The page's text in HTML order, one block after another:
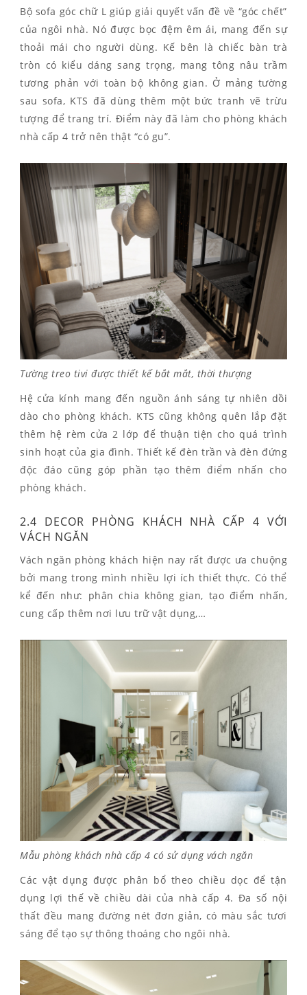
Bộ sofa góc chữ L giúp giải quyết vấn đề về “góc chết”
của ngôi nhà. Nó được bọc đệm êm ái, mang đến sự
thoải mái cho người dùng. Kế bên là chiếc bàn trà
tròn có kiểu dáng sang trọng, mang tông nâu trầm
tương phản với toàn bộ không gian. Ở mảng tường
sau sofa, KTS đã dùng thêm một bức tranh vẽ trừu
tượng để trang trí. Điểm này đã làm cho phòng khách
nhà cấp 4 trở nên thật “có gu”.
Tường treo tivi được thiết kế bắt mắt, thời thượng
Hệ cửa kính mang đến nguồn ánh sáng tự nhiên dồi
dào cho phòng khách. KTS cũng không quên lắp đặt
thêm hệ rèm cửa 2 lớp để thuận tiện cho quá trình
sinh hoạt của gia đình. Thiết kế đèn trần và đèn đứng
độc đáo cũng góp phần tạo thêm điểm nhấn cho
phòng khách.
2.4 DECOR PHÒNG KHÁCH NHÀ CẤP 4 VỚI
VÁCH NGĂN
Vách ngăn phòng khách hiện nay rất được ưa chuộng
bởi mang trong mình nhiều lợi ích thiết thực. Có thể
kể đến như: phân chia không gian, tạo điểm nhấn,
cung cấp thêm nơi lưu trữ vật dụng,…
Mẫu phòng khách nhà cấp 4 có sử dụng vách ngăn
Các vật dụng được phân bổ theo chiều dọc để tận
dụng lợi thế về chiều dài của nhà cấp 4. Đa số nội
thất đều mang đường nét đơn giản, có màu sắc tươi
sáng để tạo sự thông thoáng cho ngôi nhà.